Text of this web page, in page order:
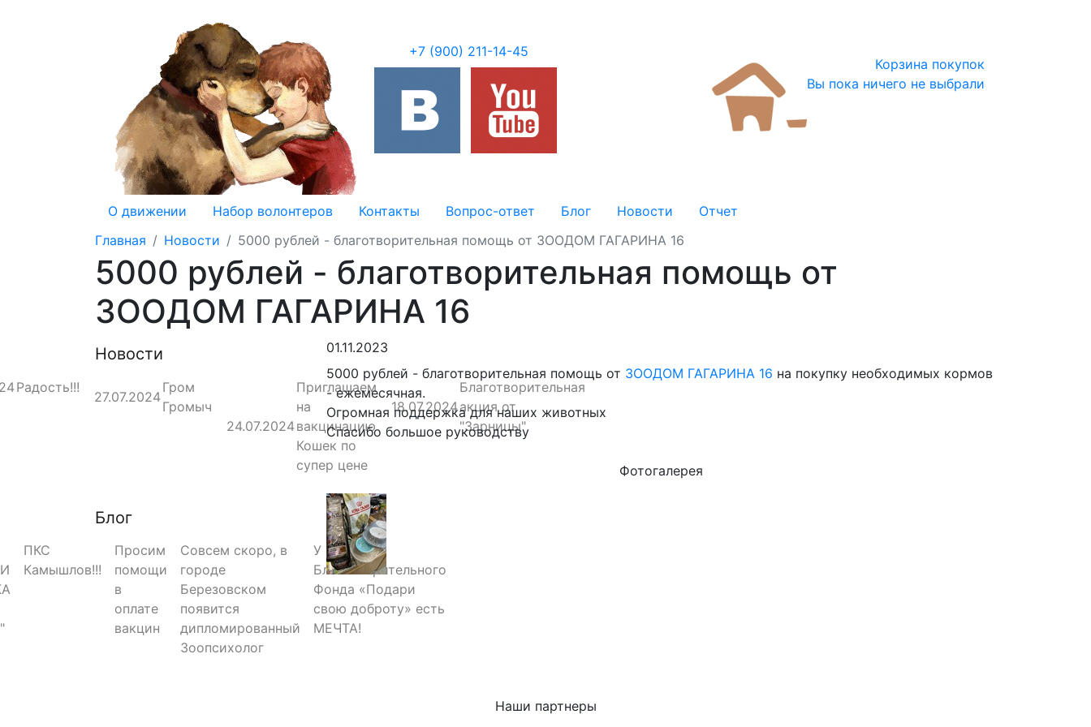
+7 (900) 211-14-45
Корзина покупок
Вы пока ничего не выбрали
О движении Набор волонтеров Контакты Вопрос-ответ Блог Новости
Отчет
Главная
Новости 5000 рублей - благотворительная помощь от ЗООДОМ ГАГАРИНА 16
5000 рублей - благотворительная помощь от
ЗООДОМ ГАГАРИНА 16
Новости
Радость!!!
27.07.2024
Гром
Громыч
24.07.2024
Приглашаем
на
вакцинацию
Кошек по
супер цене
18.07.2024
Благотворительная
акция от
"Зарницы"
Блог
ПКС
Камышлов!!!
Просим
помощи
в
оплате
вакцин
Совсем скоро, в
городе
Березовском
появится
дипломированный
Зоопсихолог
У
Благотворительного
Фонда «Подари
свою доброту» есть
МЕЧТА!
01.11.2023
5000 рублей - благотворительная помощь от ЗООДОМ ГАГАРИНА 16 на покупку необходимых кормов
- ежемесячная.
Огромная поддержка для наших животных
Спасибо большое руководству
Фотогалерея
Наши партнеры